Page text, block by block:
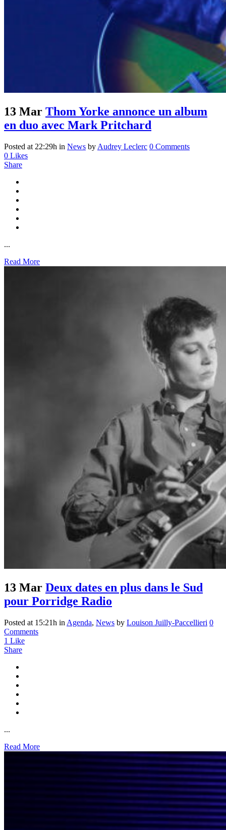
13 Mar Thom Yorke annonce un album
en duo avec Mark Pritchard
Posted at 22:29h in News by Audrey Leclerc 0 Comments
0 Likes
Share
...
Read More
13 Mar Deux dates en plus dans le Sud
pour Porridge Radio
Posted at 15:21h in Agenda, News by Louison Juilly-Paccellieri 0
Comments
1 Like
Share
...
Read More